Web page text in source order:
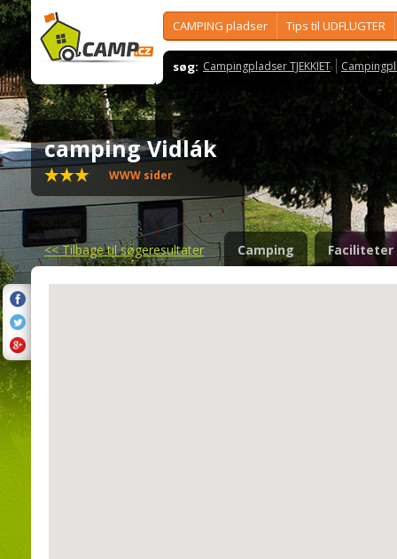
CAMPING pladser Tips til UDFLUGTER
søg: Campingpladser TJEKKIET
camping Vidlák
WWW sider
<<Tilbage til søgeresultater Camping Faciliteter